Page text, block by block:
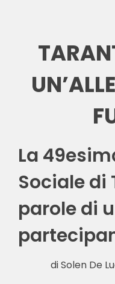
🎧 EoF RADIO
La
Sociale di
parole di
di Solen De